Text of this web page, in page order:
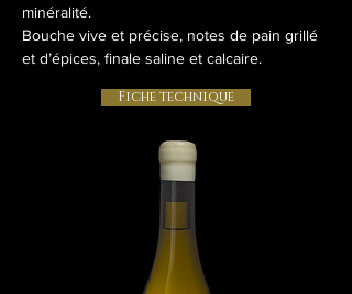
minéralité.
Bouche vive et précise, notes de pain grillé
et d’épices, finale saline et calcaire.
Fiche technique